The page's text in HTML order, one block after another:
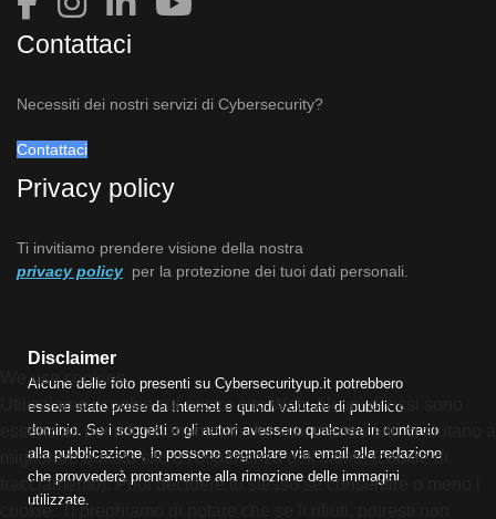
Contattaci
Necessiti dei nostri servizi di Cybersecurity?
Contattaci
Privacy policy
Ti invitiamo prendere visione della nostra
privacy policy per la protezione dei tuoi dati personali.
Disclaimer
Alcune delle foto presenti su Cybersecurityup.it potrebbero
essere state prese da Internet e quindi valutate di pubblico
dominio. Se i soggetti o gli autori avessero qualcosa in contrario
alla pubblicazione, lo possono segnalare via email alla redazione
che provvederà prontamente alla rimozione delle immagini
utilizzate.
We use cookies
Utilizziamo i cookie sul nostro sito Web. Alcuni di essi sono
essenziali per il funzionamento del sito, mentre altri ci aiutano a
migliorare questo sito e l'esperienza dell'utente (cookie di
tracciamento). Puoi decidere tu stesso se consentire o meno i
cookie. Ti preghiamo di notare che se li rifiuti, potresti non